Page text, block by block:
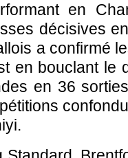
en
décisives
a confirmé
en bouclant le
en 36